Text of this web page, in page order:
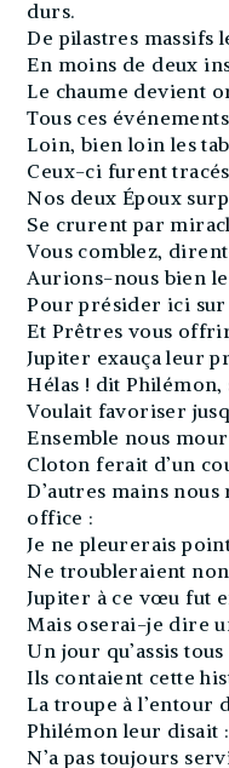
durs.
De pilastres massifs
En moins de deux
Le chaume devient
Tous ces
Loin, bien loin les
Ceux-ci furent
Nos deux Époux
Se crurent par
Vous comblez,
Aurions-nous bien
Pour présider ici
Et Prêtres vous
Jupiter exauça leur
Hélas ! dit
Voulait favoriser
Ensemble nous
Cloton ferait d’un
D’autres mains
office :
Je ne pleurerais
Ne troubleraient
Jupiter à ce vœu fut
Mais oserai-je dire
Un jour qu’assis
Ils contaient cette
La troupe à l’entour
Philémon leur disait
N’a pas toujours